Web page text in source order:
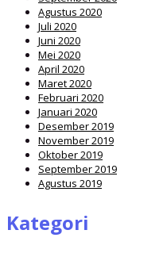
Agustus 2020
Juli 2020
Juni 2020
Mei 2020
April 2020
Maret 2020
Februari 2020
Januari 2020
Desember 2019
November 2019
Oktober 2019
September 2019
Agustus 2019
Kategori